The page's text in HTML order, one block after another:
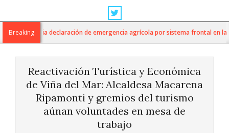
Navigation
MenuBreaking
anuncia declaración de emergencia agrícola por sistema frontal en la
Reactivación Turística y Económica
de Viña del Mar: Alcaldesa Macarena
Ripamonti y gremios del turismo
aúnan voluntades en mesa de
trabajo